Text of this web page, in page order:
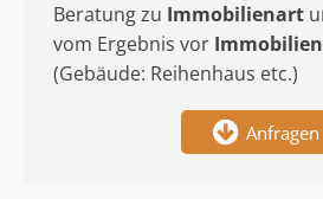
Beratung zu Immobilienart
vom Ergebnis vor
(Gebäude: Reihenhaus etc.)
Anfragen